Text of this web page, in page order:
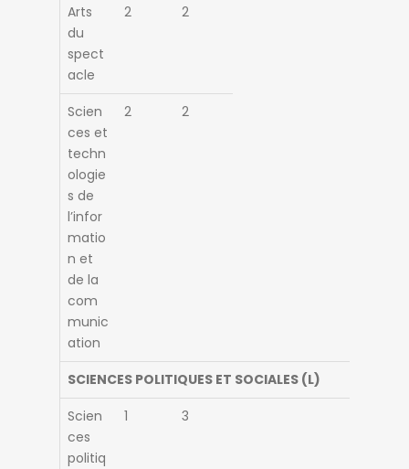
Arts
du
spect
acle
2 2
Scien
ces et
techn
ologie
s de
l’infor
matio
n et
de la
com
munic
ation
2 2
SCIENCES POLITIQUES ET SOCIALES (L)
Scien
ces
politiq
1 3